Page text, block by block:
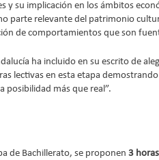
y su implicación en los ámbitos
parte relevante del patrimonio
de comportamientos que son
ha incluido en su escrito de
lectivas en esta etapa
posibilidad más que real”.
de Bachillerato, se proponen 3